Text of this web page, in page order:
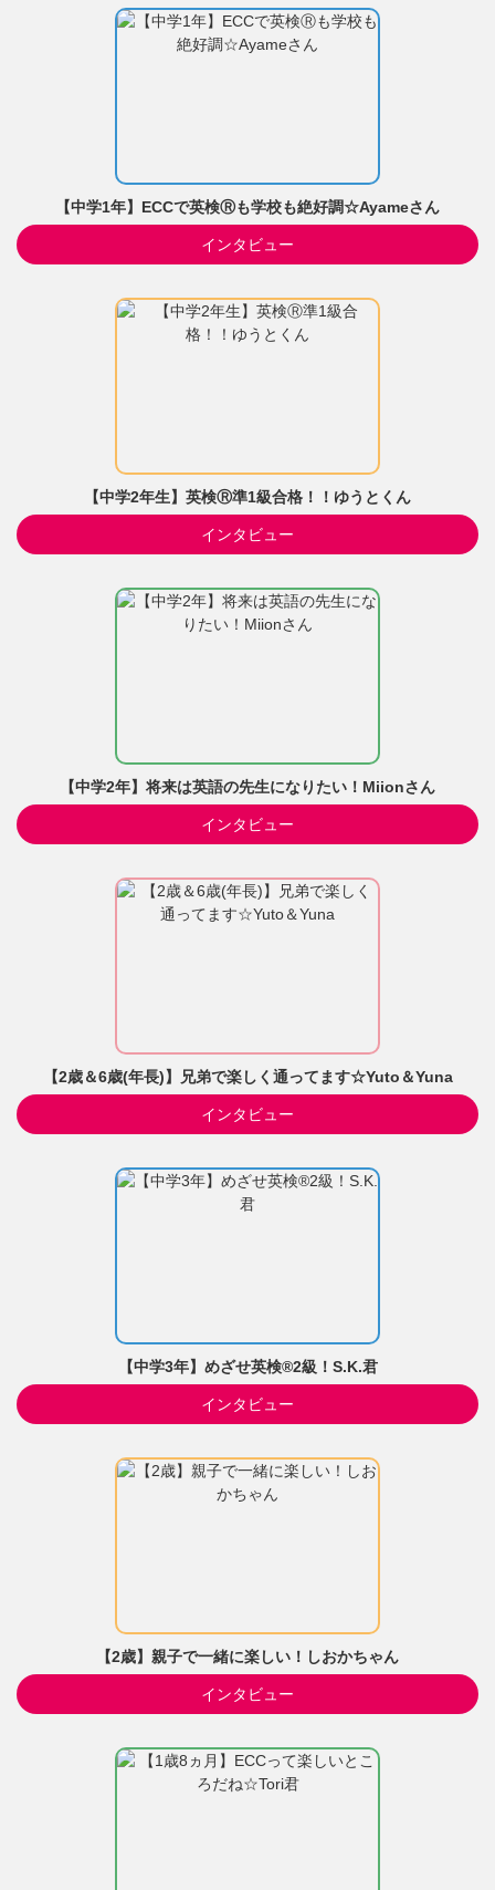
【中学1年】ECCで英検Ⓡも学校も絶好調☆Ayameさん
インタビュー
【中学2年生】英検Ⓡ準1級合格！！ゆうとくん
インタビュー
【中学2年】将来は英語の先生になりたい！Miionさん
インタビュー
【2歳＆6歳(年長)】兄弟で楽しく通ってます☆Yuto＆Yuna
インタビュー
【中学3年】めざせ英検®2級！S.K.君
インタビュー
【2歳】親子で一緒に楽しい！しおかちゃん
インタビュー